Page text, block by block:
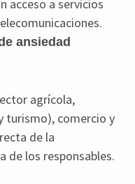
acceso a servicios
ansiedad
agrícola,
turismo), comercio y
de la
de los responsables.